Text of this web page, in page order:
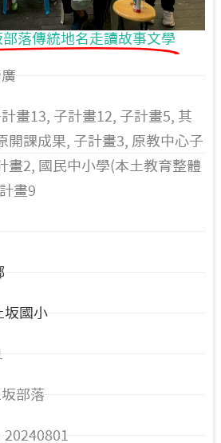
落傳統地名走讀故事文學
畫13, 子計畫12, 子計畫5, 其
開課成果, 子計畫3, 原教中心子
畫2, 國民中小學(本土教育整體
畫9
坂國小
部落
20240801